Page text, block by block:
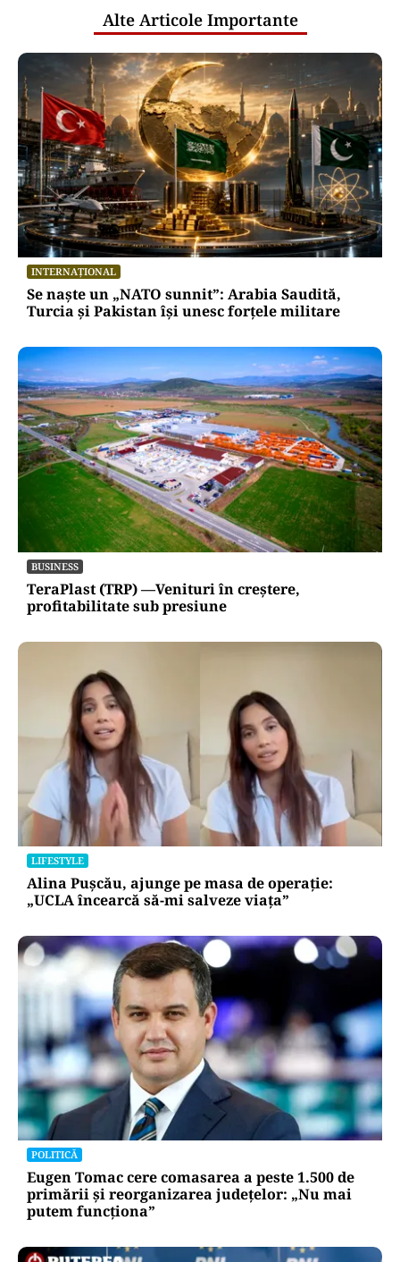
Alte Articole Importante
INTERNAȚIONAL
Se naște un „NATO sunnit”: Arabia Saudită,
Turcia și Pakistan își unesc forțele militare
BUSINESS
TeraPlast (TRP) —Venituri în creștere,
profitabilitate sub presiune
LIFESTYLE
Alina Pușcău, ajunge pe masa de operație:
„UCLA încearcă să-mi salveze viața”
POLITICĂ
Eugen Tomac cere comasarea a peste 1.500 de
primării și reorganizarea județelor: „Nu mai
putem funcționa”